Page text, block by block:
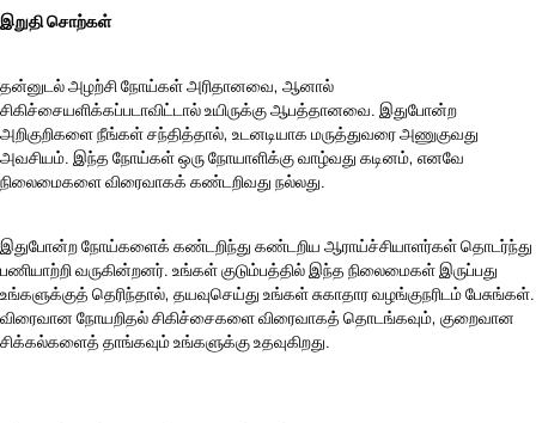
இறுதி சொற்கள்
தன்னுடல் அழற்சி நோய்கள் அரிதானவை, ஆனால்
சிகிச்சையளிக்கப்படாவிட்டால் உயிருக்கு ஆபத்தானவை. இதுபோன்ற
அறிகுறிகளை நீங்கள் சந்தித்தால், உடனடியாக மருத்துவரை அணுகுவது
அவசியம். இந்த நோய்கள் ஒரு நோயாளிக்கு வாழ்வது கடினம், எனவே
நிலைமைகளை விரைவாகக் கண்டறிவது நல்லது.
இதுபோன்ற நோய்களைக் கண்டறிந்து கண்டறிய ஆராய்ச்சியாளர்கள் தொடர்ந்து
பணியாற்றி வருகின்றனர். உங்கள் குடும்பத்தில் இந்த நிலைமைகள் இருப்பது
உங்களுக்குத் தெரிந்தால், தயவுசெய்து உங்கள் சுகாதார வழங்குநரிடம் பேசுங்கள்.
விரைவான நோயறிதல் சிகிச்சைகளை விரைவாகத் தொடங்கவும், குறைவான
சிக்கல்களைத் தாங்கவும் உங்களுக்கு உதவுகிறது.